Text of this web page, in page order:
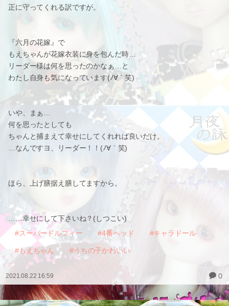
正に守ってくれる訳ですが。
『六月の花嫁』で
もえちゃんが花嫁衣装に身を包んだ時…
リーダー様は何を思ったのかなぁ…と
わたし自身も気になっています(ﾉ∀｀笑)
いや、まぁ…
何を思ったとしても
ちゃんと捕まえて幸せにしてくれれば良いだけ。
…なんですヨ、リーダー！！(ﾉ∀｀笑)
ほら、上げ膳据え膳してますから。
……幸せにして下さいね？(しつこい)
#スーパードルフィー
#4番ヘッド #キャラドール
#もえちゃん #うちの子かわいい
2021.08.22 16:59 0